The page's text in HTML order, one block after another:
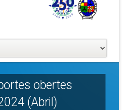
obertes
(Abril)